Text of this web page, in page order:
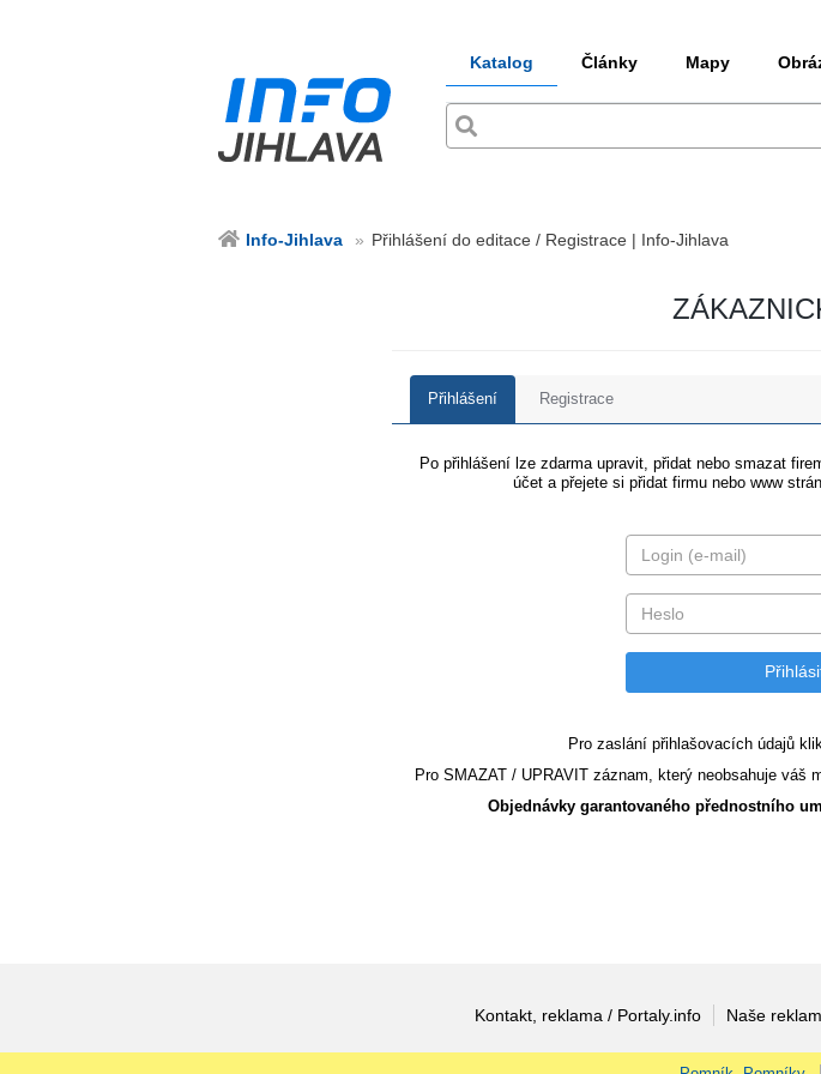
Katalog Články Mapy
Info-Jihlava Přihlášení do editace / Registrace | Info-Jihlava
Přihlášení Registrace
Po přihlášení lze zdarma upravit, přidat nebo smazat
účet a přejete si přidat firmu nebo www
Pro zaslání přihlašovacích údajů
Pro SMAZAT / UPRAVIT záznam, který neobsahuje
Objednávky garantovaného přednostního
Kontakt, reklama / Portaly.info Naše